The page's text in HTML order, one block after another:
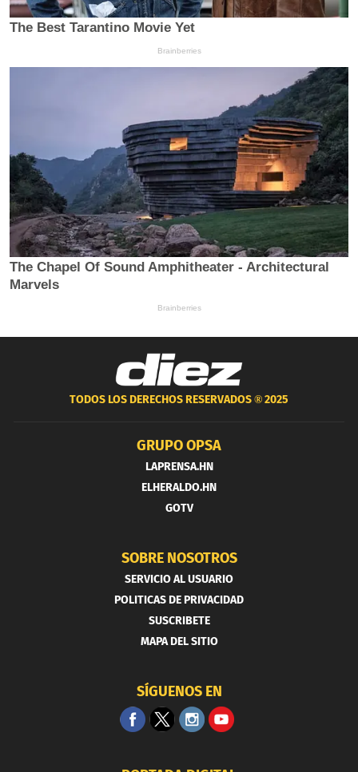
TODOS LOS DERECHOS RESERVADOS ®2025
GRUPO OPSA
LAPRENSA.HN
ELHERALDO.HN
GOTV
SOBRE NOSOTROS
SERVICIO AL USUARIO
POLITICAS DE PRIVACIDAD
SUSCRIBETE
MAPA DEL SITIO
SÍGUENOS EN